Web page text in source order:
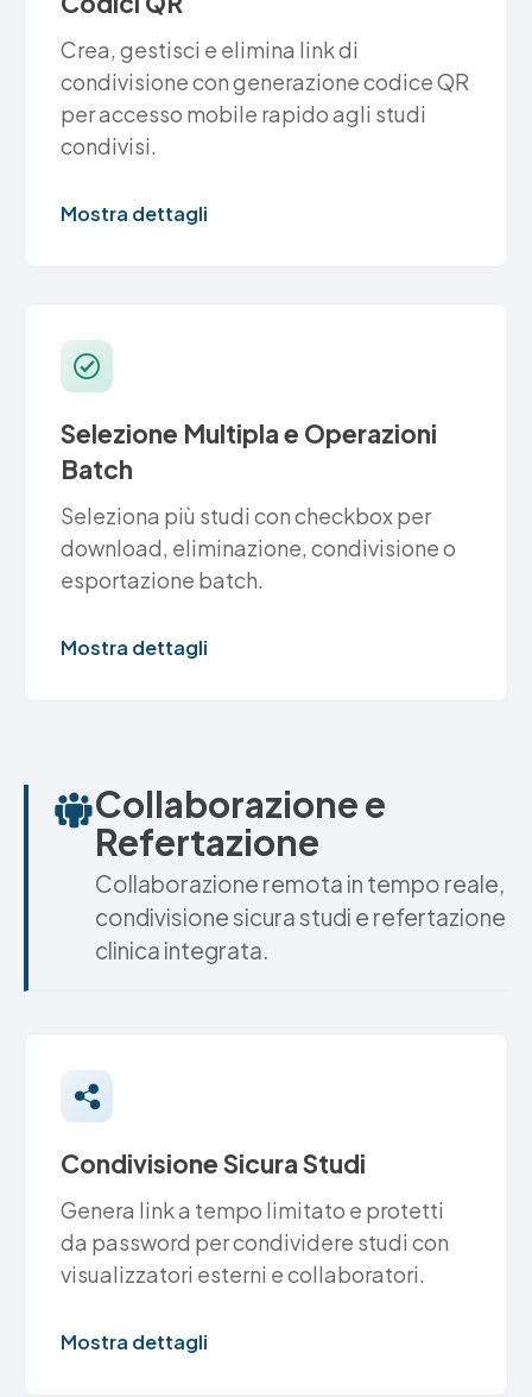
Crea, gestisci e elimina link di
condivisione con generazione codice QR
per accesso mobile rapido agli studi
condivisi.
Mostra dettagli
Selezione Multipla e Operazioni
Batch
Seleziona più studi con checkbox per
download, eliminazione, condivisione o
esportazione batch.
Mostra dettagli
Collaborazione e
Refertazione
Collaborazione remota in tempo reale,
condivisione sicura studi e refertazione
clinica integrata.
Condivisione Sicura Studi
Genera link a tempo limitato e protetti
da password per condividere studi con
visualizzatori esterni e collaboratori.
Mostra dettagli